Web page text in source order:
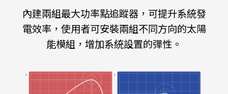
內建兩組最大功率點追蹤器，可提升系統發
電效率，使用者可安裝兩組不同方向的太陽
能模組，增加系統設置的彈性。